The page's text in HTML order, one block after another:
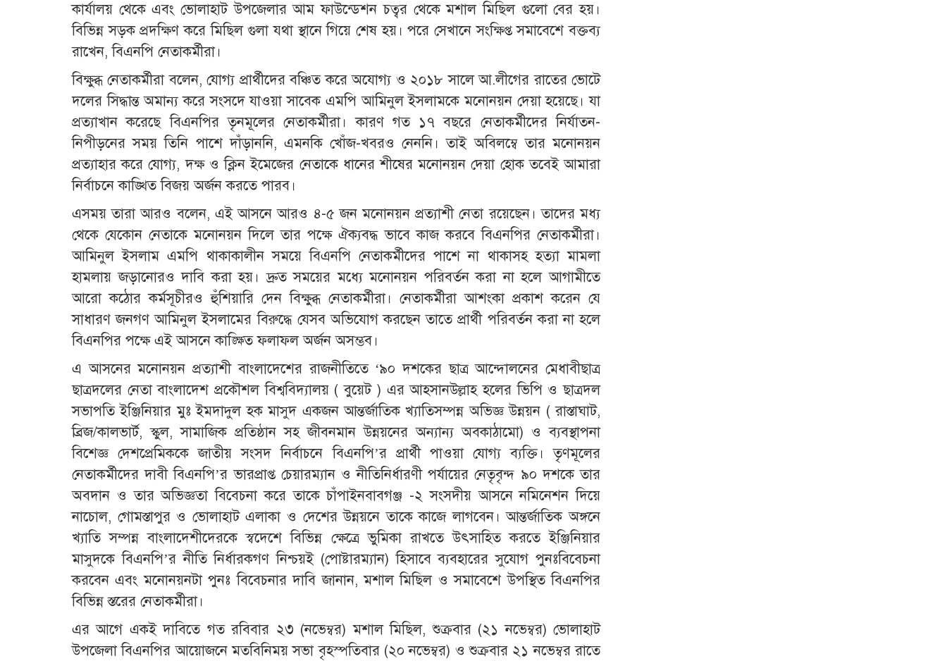
কার্যালয় থেকে এবং ভোলাহাট উপজেলার আম ফাউন্ডেশন চত্বর থেকে মশাল মিছিল গুলো বের হয়।
বিভিন্ন সড়ক প্রদক্ষিণ করে মিছিল গুলা যথা স্থানে গিয়ে শেষ হয়। পরে সেখানে সংক্ষিপ্ত সমাবেশে বক্তব্য
রাখেন, বিএনপি নেতাকর্মীরা।
বিক্ষুব্ধ নেতাকর্মীরা বলেন, যোগ্য প্রার্থীদের বঞ্চিত করে অযোগ্য ও ২০১৮ সালে আ.লীগের রাতের ভোটে
দলের সিদ্ধান্ত অমান্য করে সংসদে যাওয়া সাবেক এমপি আমিনুল ইসলামকে মনোনয়ন দেয়া হয়েছে। যা
প্রত্যাখান করেছে বিএনপির তৃনমূলের নেতাকর্মীরা। কারণ গত ১৭ বছরে নেতাকর্মীদের নির্যাতন-
নিপীড়নের সময় তিনি পাশে দাঁড়াননি, এমনকি খোঁজ-খবরও নেননি। তাই অবিলম্বে তার মনোনয়ন
প্রত্যাহার করে যোগ্য, দক্ষ ও ক্লিন ইমেজের নেতাকে ধানের শীষের মনোনয়ন দেয়া হোক তবেই আমারা
নির্বাচনে কাঙ্খিত বিজয় অর্জন করতে পারব।
এসময় তারা আরও বলেন, এই আসনে আরও ৪-৫ জন মনোনয়ন প্রত্যাশী নেতা রয়েছেন। তাদের মধ্য
থেকে যেকোন নেতাকে মনোনয়ন দিলে তার পক্ষে ঐক্যবদ্ধ ভাবে কাজ করবে বিএনপির নেতাকর্মীরা।
আমিনুল ইসলাম এমপি থাকাকালীন সময়ে বিএনপি নেতাকর্মীদের পাশে না থাকাসহ হত্যা মামলা
হামলায় জড়ানোরও দাবি করা হয়। দ্রুত সময়ের মধ্যে মনোনয়ন পরিবর্তন করা না হলে আগামীতে
আরো কঠোর কর্মসূচীরও হুঁশিয়ারি দেন বিক্ষুব্ধ নেতাকর্মীরা। নেতাকর্মীরা আশংকা প্রকাশ করেন যে
সাধারণ জনগণ আমিনুল ইসলামের বিরুদ্ধে যেসব অভিযোগ করছেন তাতে প্রার্থী পরিবর্তন করা না হলে
বিএনপির পক্ষে এই আসনে কাঙ্ক্ষিত ফলাফল অর্জন অসম্ভব।
এ আসনের মনোনয়ন প্রত্যাশী বাংলাদেশের রাজনীতিতে ‘৯০ দশকের ছাত্র আন্দোলনের মেধাবীছাত্র
ছাত্রদলের নেতা বাংলাদেশ প্রকৌশল বিশ্ববিদ্যালয় ( বুয়েট ) এর আহসানউল্লাহ হলের ভিপি ও ছাত্রদল
সভাপতি ইঞ্জিনিয়ার মুঃ ইমদাদুল হক মাসুদ একজন আন্তর্জাতিক খ্যাতিসম্পন্ন অভিজ্ঞ উন্নয়ন ( রাস্তাঘাট,
ব্রিজ/কালভার্ট, স্কুল, সামাজিক প্রতিষ্ঠান সহ জীবনমান উন্নয়নের অন্যান্য অবকাঠামো) ও ব্যবস্থাপনা
বিশেজ্ঞ দেশপ্রেমিককে জাতীয় সংসদ নির্বাচনে বিএনপি’র প্রার্থী পাওয়া যোগ্য ব্যক্তি। তৃণমূলের
নেতাকর্মীদের দাবী বিএনপি’র ভারপ্রাপ্ত চেয়ারম্যান ও নীতিনির্ধারণী পর্যায়ের নেতৃবৃন্দ ৯০ দশকে তার
অবদান ও তার অভিজ্ঞতা বিবেচনা করে তাকে চাঁপাইনবাবগঞ্জ -২ সংসদীয় আসনে নমিনেশন দিয়ে
নাচোল, গোমস্তাপুর ও ভোলাহাট এলাকা ও দেশের উন্নয়নে তাকে কাজে লাগবেন। আন্তর্জাতিক অঙ্গনে
খ্যাতি সম্পন্ন বাংলাদেশীদেরকে স্বদেশে বিভিন্ন ক্ষেত্রে ভুমিকা রাখতে উৎসাহিত করতে ইঞ্জিনিয়ার
মাসুদকে বিএনপি’র নীতি নির্ধারকগণ নিশ্চয়ই (পোষ্টারম্যান) হিসাবে ব্যবহারের সুযোগ পুনঃবিবেচনা
করবেন এবং মনোনয়নটা পুনঃ বিবেচনার দাবি জানান, মশাল মিছিল ও সমাবেশে উপস্থিত বিএনপির
বিভিন্ন স্তরের নেতাকর্মীরা।
এর আগে একই দাবিতে গত রবিবার ২৩ (নভেম্বর) মশাল মিছিল, শুক্রবার (২১ নভেম্বর) ভোলাহাট
উপজেলা বিএনপির আয়োজনে মতবিনিময় সভা বৃহস্পতিবার (২০ নভেম্বর) ও শুক্রবার ২১ নভেম্বর রাতে